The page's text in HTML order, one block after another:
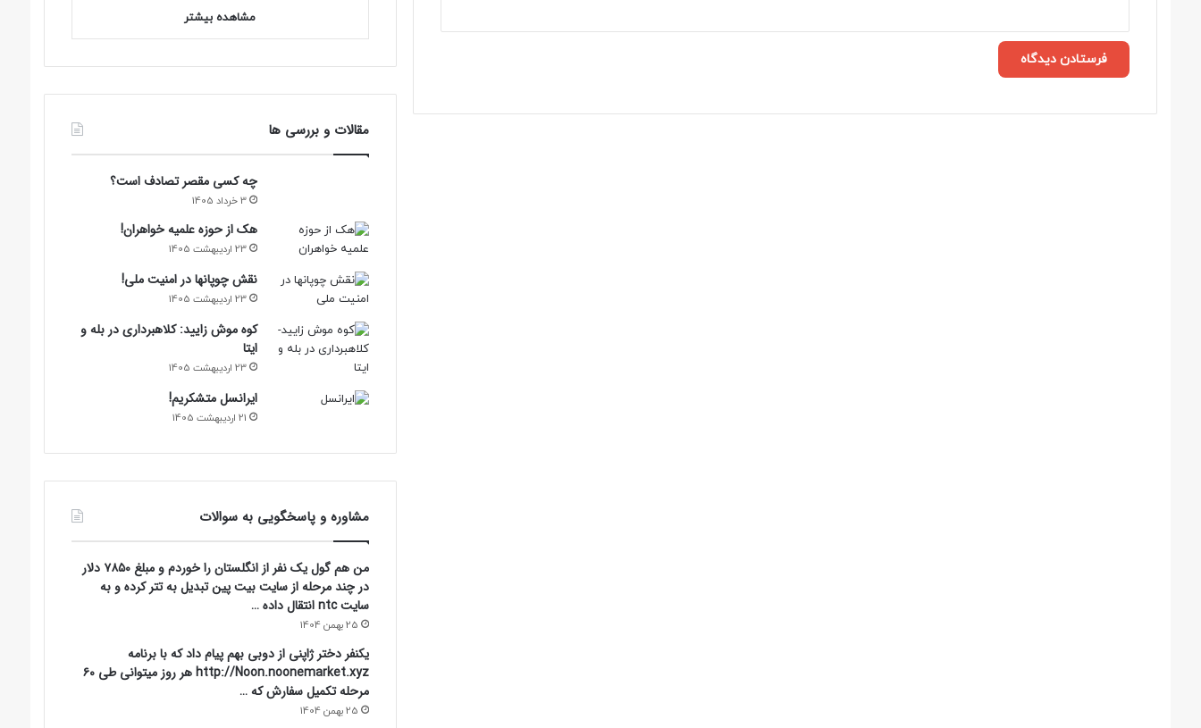
مشاهده بیشتر
مقالات و بررسی ها
چه کسی مقصر تصادف است؟
3 خرداد 1405
هک از حوزه علمیه خواهران!
23 اردیبهشت 1405
نقش چوپانها در امنیت ملی!
23 اردیبهشت 1405
کوه موش زایید: کلاهبرداری در بله و
ایتا
23 اردیبهشت 1405
ایرانسل متشکریم!
21 اردیبهشت 1405
مشاوره و پاسخگویی به سوالات
من هم گول یک نفر از انگلستان را خوردم و مبلغ ۷۸۵۰ دلار
در چند مرحله از سایت بیت پین تبدیل به تتر کرده و به
سایت ntc انتقال داده …
25 بهمن 1404
یکنفر دختر ژاپنی از دوبی بهم پیام داد که با برنامه
http://Noon.noonemarket.xyz هر روز میتوانی طی ۶۰
مرحله تکمیل سفارش که …
25 بهمن 1404